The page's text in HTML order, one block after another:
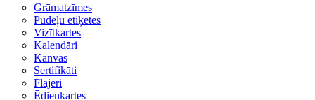
Grāmatzīmes
Pudeļu etiķetes
Vizītkartes
Kalendāri
Kanvas
Sertifikāti
Flajeri
Ēdienkartes